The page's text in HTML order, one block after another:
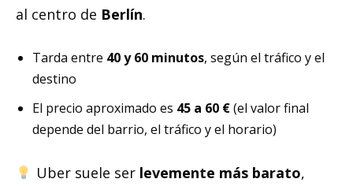
al centro de Berlín.
Tarda entre 40 y 60 minutos, según el tráfico y el
destino
El precio aproximado es 45 a 60 €(el valor final
depende del barrio, el tráfico y el horario)
Uber suele ser levemente más barato,